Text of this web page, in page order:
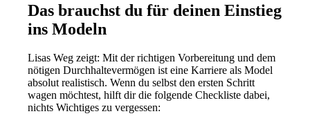
Das brauchst du für deinen Einstieg
ins Modeln
Lisas Weg zeigt: Mit der richtigen Vorbereitung und dem
nötigen Durchhaltevermögen ist eine Karriere als Model
absolut realistisch. Wenn du selbst den ersten Schritt
wagen möchtest, hilft dir die folgende Checkliste dabei,
nichts Wichtiges zu vergessen: